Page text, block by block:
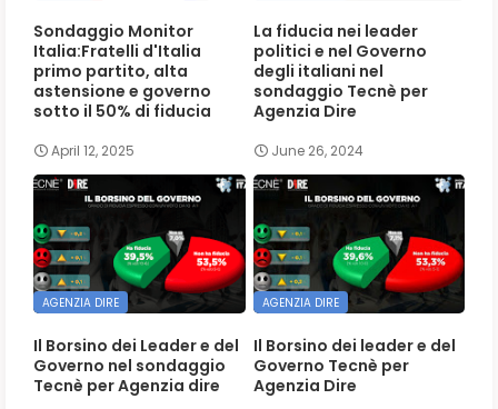
Sondaggio Monitor
Italia:Fratelli d'Italia
primo partito, alta
astensione e governo
sotto il 50% di fiducia
April 12, 2025
La fiducia nei leader
politici e nel Governo
degli italiani nel
sondaggio Tecnè per
Agenzia Dire
June 26, 2024
AGENZIA DIRE
Il Borsino dei Leader e del
Governo nel sondaggio
Tecnè per Agenzia dire
AGENZIA DIRE
Il Borsino dei leader e del
Governo Tecnè per
Agenzia Dire